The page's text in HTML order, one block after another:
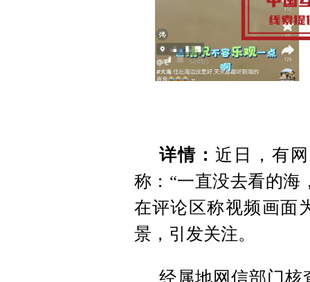
详情：近日，有
称：“一直没去看的海
在评论区称视频画面
景，引发关注。
经属地网信部门核